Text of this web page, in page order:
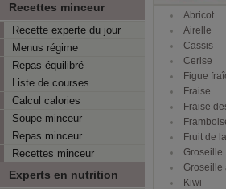
Recettes minceur
Recette experte du jour
Menus régime
Repas équilibré
Liste de courses
Calcul calories
Soupe minceur
Repas minceur
Recettes minceur
Experts en nutrition
Abricot
Airelle
Cassis
Cerise
Figue
Fraise
Fraise
Fruit de
Groseille
Groseille
Kiwi